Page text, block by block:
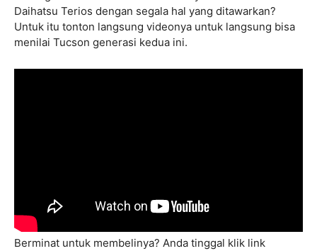
Daihatsu Terios dengan segala hal yang ditawarkan?
Untuk itu tonton langsung videonya untuk langsung bisa
menilai Tucson generasi kedua ini.
Berminat untuk membelinya? Anda tinggal klik link